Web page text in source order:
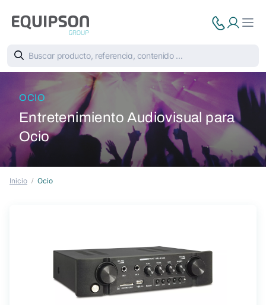
OCIO
Entretenimiento Audiovisual para
Ocio
Inicio Ocio